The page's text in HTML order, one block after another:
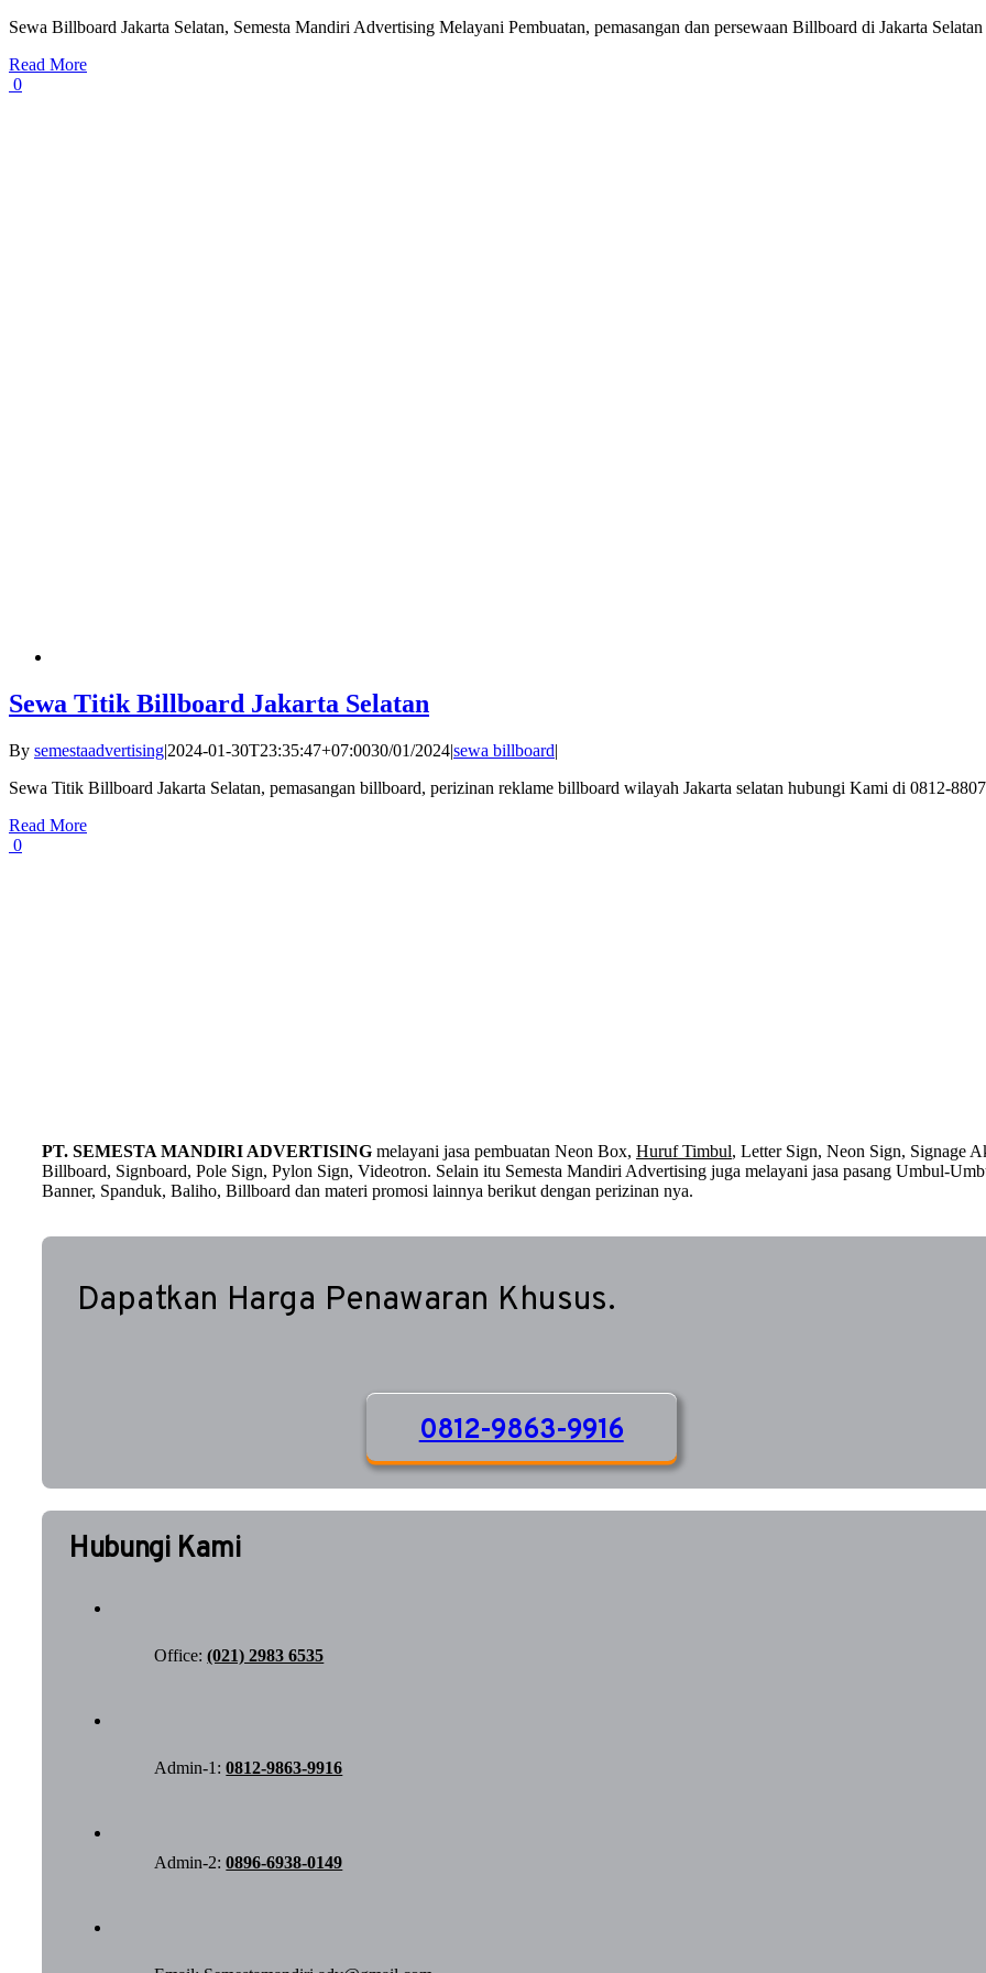
Sewa Billboard Jakarta Selatan, Semesta Mandiri Advertising Melayani Pembuatan, pemasangan dan persewaan Billboard di Jakarta
Read More
0
Sewa Titik Billboard Jakarta Selatan
By semestaadvertising|2024-01-30T23:35:47+07:0030/01/2024|sewa billboard|
Sewa Titik Billboard Jakarta Selatan, pemasangan billboard, perizinan reklame billboard wilayah Jakarta selatan hubungi Kami di 0812-
Read More
0
PT. SEMESTA MANDIRI ADVERTISINGmelayani jasa pembuatan Neon Box, Huruf Timbul, Letter Sign, Neon Sign, Signage
Billboard, Signboard, Pole Sign, Pylon Sign, Videotron. Selain itu Semesta Mandiri Advertising juga melayani jasa pasang Umbul-
Banner, Spanduk, Baliho, Billboard dan materi promosi lainnya berikut dengan perizinan nya.
Dapatkan Harga Penawaran Khusus.
0812-9863-9916
Hubungi Kami
Office:(021) 2983 6535
Admin-1:0812-9863-9916
Admin-2:0896-6938-0149